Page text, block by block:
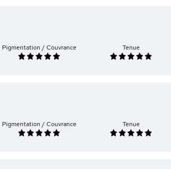
Pigmentation / Couvrance Tenue
Pigmentation / Couvrance Tenue